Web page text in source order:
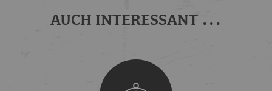
AUCH INTERESSANT ...